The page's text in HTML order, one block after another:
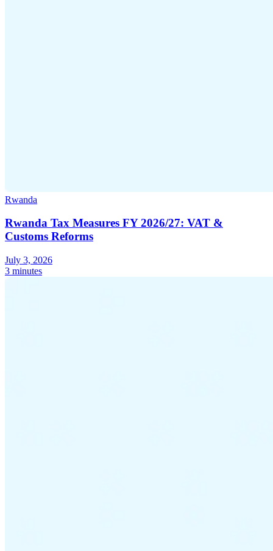
Rwanda
Rwanda Tax Measures FY 2026/27: VAT &
Customs Reforms
July 3, 2026
3 minutes